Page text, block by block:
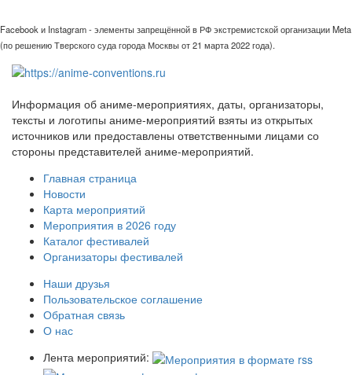
Facebook и Instagram - элементы запрещённой в РФ экстремистской организации Meta
(по решению Тверского суда города Москвы от 21 марта 2022 года).
Информация об аниме-мероприятиях, даты, организаторы,
тексты и логотипы аниме-мероприятий взяты из открытых
источников или предоставлены ответственными лицами со
стороны представителей аниме-мероприятий.
Главная страница
Новости
Карта мероприятий
Мероприятия в 2026 году
Каталог фестивалей
Организаторы фестивалей
Наши друзья
Пользовательское соглашение
Обратная связь
О нас
Лента мероприятий: